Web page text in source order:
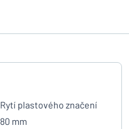
Rytí plastového značení
80 mm